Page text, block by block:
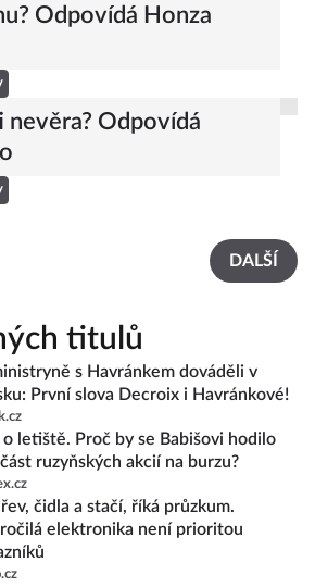
Odpovídá Honza
nevěra? Odpovídá
DALŠÍ
titulů
s Havránkem dováděli v
První slova Decroix i Havránkové!
o letiště. Proč by se Babišovi hodilo
ruzyňských akcií na burzu?
čidla a stačí, říká průzkum.
elektronika není prioritou